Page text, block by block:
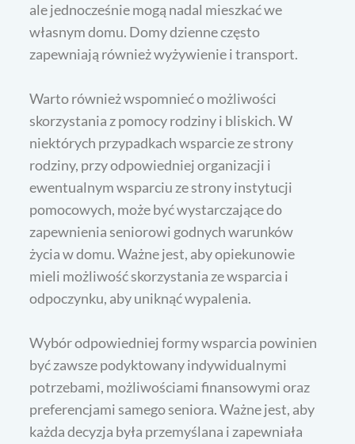
ale jednocześnie mogą nadal mieszkać we
własnym domu. Domy dzienne często
zapewniają również wyżywienie i transport.
Warto również wspomnieć o możliwości
skorzystania z pomocy rodziny i bliskich. W
niektórych przypadkach wsparcie ze strony
rodziny, przy odpowiedniej organizacji i
ewentualnym wsparciu ze strony instytucji
pomocowych, może być wystarczające do
zapewnienia seniorowi godnych warunków
życia w domu. Ważne jest, aby opiekunowie
mieli możliwość skorzystania ze wsparcia i
odpoczynku, aby uniknąć wypalenia.
Wybór odpowiedniej formy wsparcia powinien
być zawsze podyktowany indywidualnymi
potrzebami, możliwościami finansowymi oraz
preferencjami samego seniora. Ważne jest, aby
każda decyzja była przemyślana i zapewniała